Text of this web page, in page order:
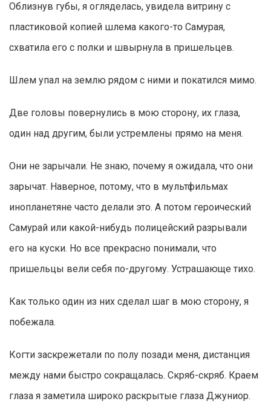
Облизнув губы, я огляделась, увидела витрину с
пластиковой копией шлема какого-то Самурая,
схватила его с полки и швырнула в пришельцев.
Шлем упал на землю рядом с ними и покатился мимо.
Две головы повернулись в мою сторону, их глаза,
один над другим, были устремлены прямо на меня.
Они не зарычали. Не знаю, почему я ожидала, что они
зарычат. Наверное, потому, что в мультфильмах
инопланетяне часто делали это. А потом героический
Самурай или какой-нибудь полицейский разрывали
его на куски. Но все прекрасно понимали, что
пришельцы вели себя по-другому. Устрашающе тихо.
Как только один из них сделал шаг в мою сторону, я
побежала.
Когти заскрежетали по полу позади меня, дистанция
между нами быстро сокращалась. Скряб-скряб. Краем
глаза я заметила широко раскрытые глаза Джуниор.